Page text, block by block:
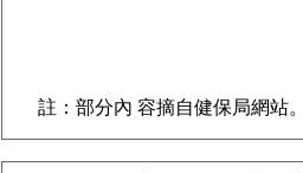
註：部分內 容摘自健保局網站。